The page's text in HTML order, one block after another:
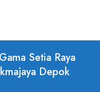
Setia Raya
Depok